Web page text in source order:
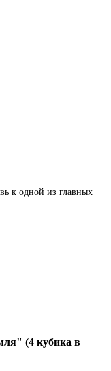
к одной из главных
(4 кубика в